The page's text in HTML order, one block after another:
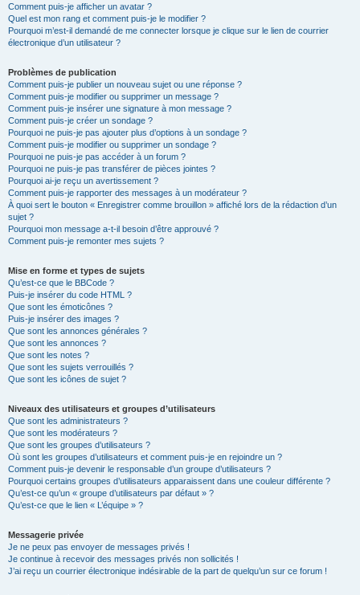
Comment puis-je afficher un avatar ?
Quel est mon rang et comment puis-je le modifier ?
Pourquoi m’est-il demandé de me connecter lorsque je clique sur le lien de courrier
électronique d’un utilisateur ?
Problèmes de publication
Comment puis-je publier un nouveau sujet ou une réponse ?
Comment puis-je modifier ou supprimer un message ?
Comment puis-je insérer une signature à mon message ?
Comment puis-je créer un sondage ?
Pourquoi ne puis-je pas ajouter plus d’options à un sondage ?
Comment puis-je modifier ou supprimer un sondage ?
Pourquoi ne puis-je pas accéder à un forum ?
Pourquoi ne puis-je pas transférer de pièces jointes ?
Pourquoi ai-je reçu un avertissement ?
Comment puis-je rapporter des messages à un modérateur ?
À quoi sert le bouton « Enregistrer comme brouillon » affiché lors de la rédaction d’un
sujet ?
Pourquoi mon message a-t-il besoin d’être approuvé ?
Comment puis-je remonter mes sujets ?
Mise en forme et types de sujets
Qu’est-ce que le BBCode ?
Puis-je insérer du code HTML ?
Que sont les émoticônes ?
Puis-je insérer des images ?
Que sont les annonces générales ?
Que sont les annonces ?
Que sont les notes ?
Que sont les sujets verrouillés ?
Que sont les icônes de sujet ?
Niveaux des utilisateurs et groupes d’utilisateurs
Que sont les administrateurs ?
Que sont les modérateurs ?
Que sont les groupes d’utilisateurs ?
Où sont les groupes d’utilisateurs et comment puis-je en rejoindre un ?
Comment puis-je devenir le responsable d’un groupe d’utilisateurs ?
Pourquoi certains groupes d’utilisateurs apparaissent dans une couleur différente ?
Qu’est-ce qu’un « groupe d’utilisateurs par défaut » ?
Qu’est-ce que le lien « L’équipe » ?
Messagerie privée
Je ne peux pas envoyer de messages privés !
Je continue à recevoir des messages privés non sollicités !
J’ai reçu un courrier électronique indésirable de la part de quelqu’un sur ce forum !